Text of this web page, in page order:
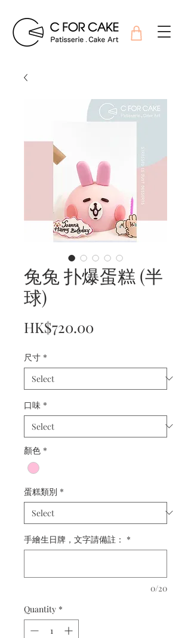
兔兔 扑爆蛋糕 (半
球)
HK$720.00
尺寸 *
口味 *
顏色 *
蛋糕類別 *
手繪生日牌，文字請備註： *
0/20
Quantity *